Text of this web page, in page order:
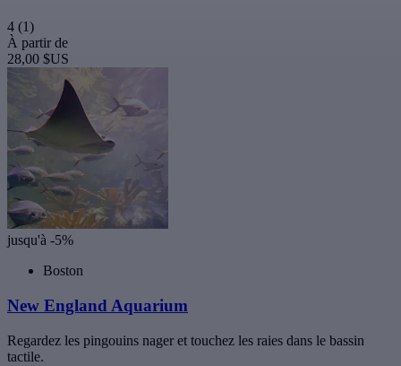
4 (1)
À partir de
28,00 $US
jusqu'à -5%
Boston
New England Aquarium
Regardez les pingouins nager et touchez les raies dans le bassin
tactile.